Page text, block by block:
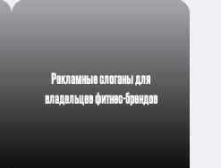
Рекламные слоганы для
владельцев фитнес-брендов